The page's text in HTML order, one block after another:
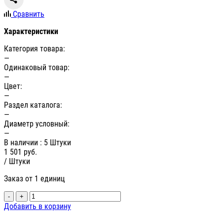
Сравнить
Характеристики
Категория товара:
—
Одинаковый товар:
—
Цвет:
—
Раздел каталога:
—
Диаметр условный:
—
В наличии : 5 Штуки
1 501 руб.
/ Штуки
Заказ от 1 единиц
- +
Добавить в корзину